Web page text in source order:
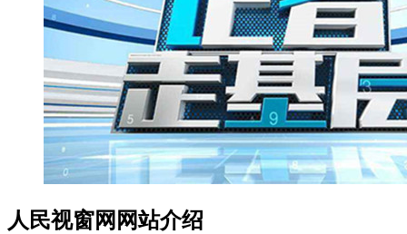
人民视窗网网站介绍